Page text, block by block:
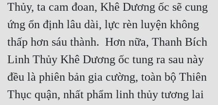
Thủy, ta cam đoan, Khê Dương ốc sẽ cung
ứng ổn định lâu dài, lực rèn luyện không
thấp hơn sáu thành.  Hơn nữa, Thanh Bích
Linh Thủy Khê Dương ốc tung ra sau này
đều là phiên bản gia cường, toàn bộ Thiên
Thục quận, nhất phẩm linh thủy tương lai